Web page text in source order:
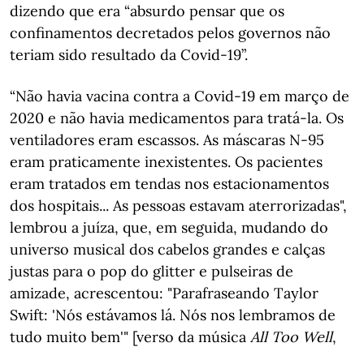
dizendo que era “absurdo pensar que os
confinamentos decretados pelos governos não
teriam sido resultado da Covid-19”.
“Não havia vacina contra a Covid-19 em março de
2020 e não havia medicamentos para tratá-la. Os
ventiladores eram escassos. As máscaras N-95
eram praticamente inexistentes. Os pacientes
eram tratados em tendas nos estacionamentos
dos hospitais... As pessoas estavam aterrorizadas",
lembrou a juíza, que, em seguida, mudando do
universo musical dos cabelos grandes e calças
justas para o pop do glitter e pulseiras de
amizade, acrescentou: "Parafraseando Taylor
Swift: 'Nós estávamos lá. Nós nos lembramos de
tudo muito bem'" [verso da música All Too Well,